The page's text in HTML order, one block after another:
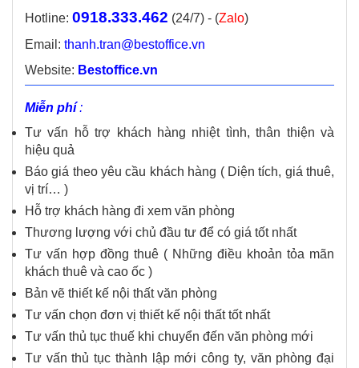
Hotline: 0918.333.462 (24/7) - (Zalo)
Email: thanh.tran@bestoffice.vn
Website: Bestoffice.vn
Miễn phí:
Tư vấn hỗ trợ khách hàng nhiệt tình, thân thiện và
hiệu quả
Báo giá theo yêu cầu khách hàng ( Diện tích, giá thuê,
vị trí… )
Hỗ trợ khách hàng đi xem văn phòng
Thương lượng với chủ đầu tư để có giá tốt nhất
Tư vấn hợp đồng thuê ( Những điều khoản tỏa mãn
khách thuê và cao ốc )
Bản vẽ thiết kế nội thất văn phòng
Tư vấn chọn đơn vị thiết kế nội thất tốt nhất
Tư vấn thủ tục thuế khi chuyển đến văn phòng mới
Tư vấn thủ tục thành lập mới công ty, văn phòng đại